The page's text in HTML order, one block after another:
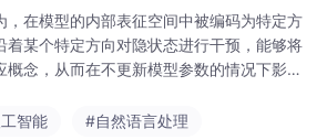
，在模型的内部表征空间中被编码为特定方
着某个特定方向对隐状态进行干预，能够将
念，从而在不更新模型参数的情况下影响
使得单个方向可以与更具体的行为或语义属
智能 #自然语言处理